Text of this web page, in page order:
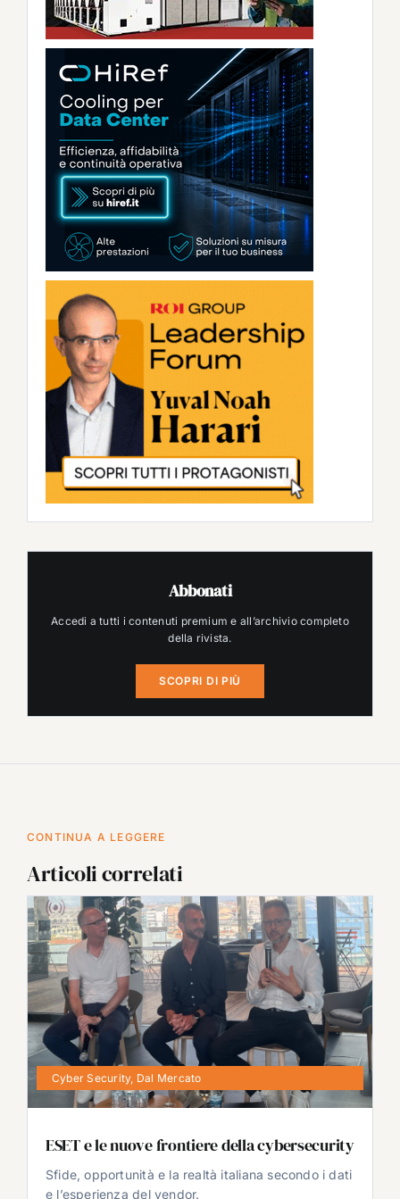
Abbonati
Accedi a tutti i contenuti premium e all’archivio completo
della rivista.
SCOPRI DI PIÙ
CONTINUA A LEGGERE
Articoli correlati
Cyber Security, Dal Mercato
ESET e le nuove frontiere della cybersecurity
Sfide, opportunità e la realtà italiana secondo i dati
e l’esperienza del vendor.